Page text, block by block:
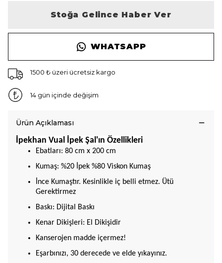
Stoğa Gelince Haber Ver
WHATSAPP
1500 ₺ üzeri ücretsiz kargo
14 gün içinde değişim
Ürün Açıklaması
İpekhan Vual İpek Şal'ın Özellikleri
Ebatları: 80 cm x 200 cm
Kumaş: %20 İpek %80 Viskon Kumaş
İnce Kumaştır. Kesinlikle iç belli etmez. Ütü
Gerektirmez
Baskı: Dijital Baskı
Kenar Dikişleri: El Dikişidir
Kanserojen madde içermez!
Eşarbınızı, 30 derecede ve elde yıkayınız.